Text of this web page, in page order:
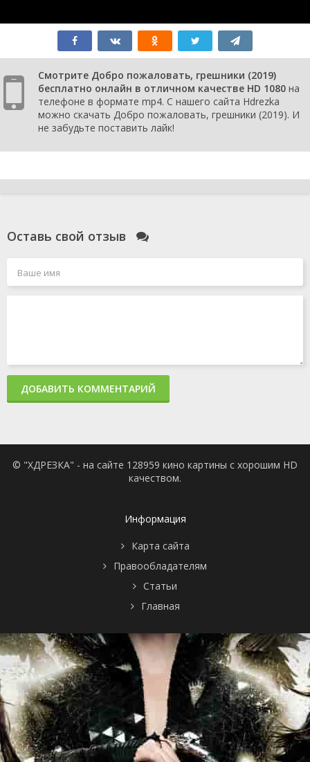
Смотрите Добро пожаловать, грешники (2019)
бесплатно онлайн в отличном качестве HD 1080 на
телефоне в формате mp4. С нашего сайта Hdrezka
можно скачать Добро пожаловать, грешники (2019). И
не забудьте поставить лайк!
Оставь свой отзыв
ДОБАВИТЬ КОММЕНТАРИЙ
© "ХДРЕЗКА" - на сайте 128959 кино картины с хорошим HD
качеством.
Информация
Карта сайта
Правообладателям
Статьи
Главная